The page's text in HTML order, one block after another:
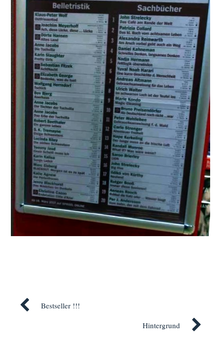
Bestseller !!!
Hintergrund